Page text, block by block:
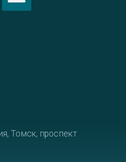
Томск, проспект